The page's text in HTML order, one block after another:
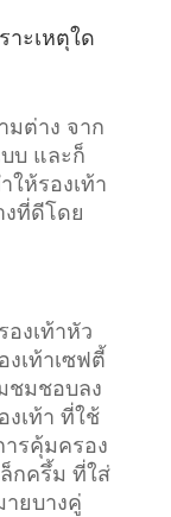
าะเหตุใด
มต่าง จาก
บ และก็
ให้รองเท้า
งที่ดีโดย
งเท้าหัว
เท้าเซฟตี้
ชมชอบลง
งเท้า ที่ใช้
ารคุ้มครอง
กครึ้ม ที่ใส่
ยบางคู่